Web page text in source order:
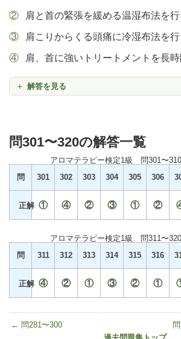
肩と首の緊張を緩める温湿布法を行
肩こりからくる頭痛に冷湿布法を行
肩、首に強いトリートメントを長時
解答を見る
問301〜320の解答一覧
アロマテラピー検定1級 問301〜
問
301 302 303 304 305 306
正解 ① ④ ② ③ ① ②
アロマテラピー検定1級 問311〜
問
311 312 313 314 315 316
正解 ④ ② ① ③ ② ①
← 問281〜300